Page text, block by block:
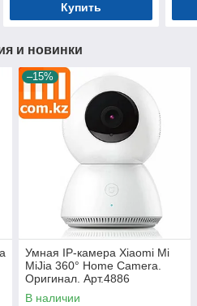
Купить
и новинки
–15%
Умная IP-камера Xiaomi Mi
MiJia 360° Home Camera.
Оригинал. Арт.4886
В наличии